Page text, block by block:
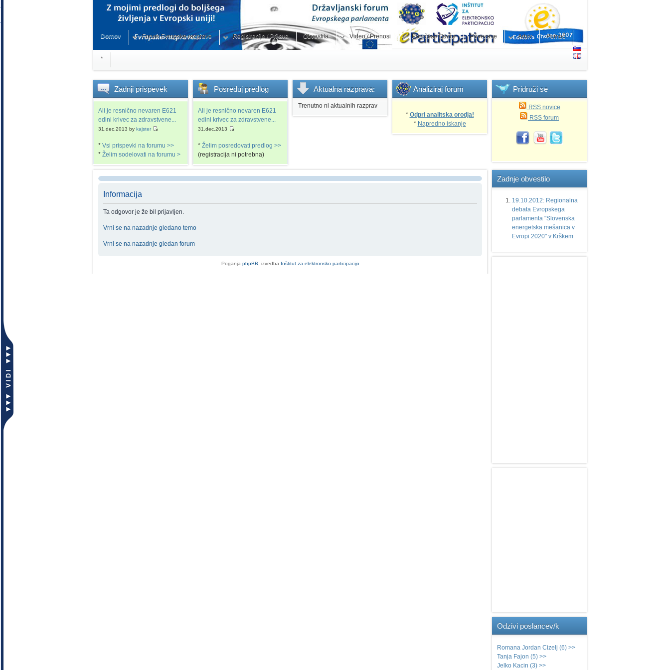
Domov Forum Evropske razprave Registracija / Prijava Obvestila Video / Prenosi Poročila / Odzivi Povezave Arhiv Pomoč
*
Zadnji prispevek
Ali je resnično nevaren E621
edini krivec za zdravstvene...
31.dec.2013 by kajster
* Vsi prispevki na forumu >>
* Želim sodelovati na forumu >
Posreduj predlog
Ali je resnično nevaren E621
edini krivec za zdravstvene...
31.dec.2013
* Želim posredovati predlog >>
(registracija ni potrebna)
Aktualnarazprava:
Trenutno ni aktualnih razprav
Analiziraj forum
* Odpri analitska orodja!
* Napredno iskanje
Pridruži se
RSS novice
RSS forum
Informacija
Ta odgovor je že bil prijavljen.
Vrni se na nazadnje gledano temo
Vrni se na nazadnje gledan forum
Poganja phpBB , izvedba Inštitut za elektronsko participacijo
Zadnje obvestilo
19.10.2012: Regionalna
debata Evropskega
parlamenta "Slovenska
energetska mešanica v
Evropi 2020" v Krškem
Odzivi poslancev/k
Romana Jordan Cizelj (6) >>
Tanja Fajon (5) >>
Jelko Kacin (3) >>